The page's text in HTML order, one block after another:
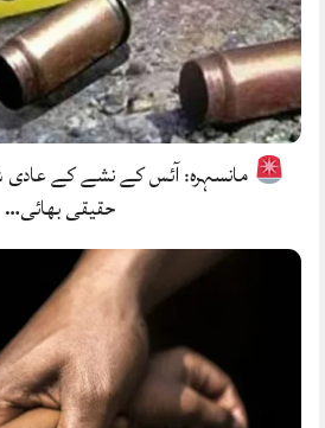
مانسہرہ: آئس کے نشے کے
حقیقی بھائی…